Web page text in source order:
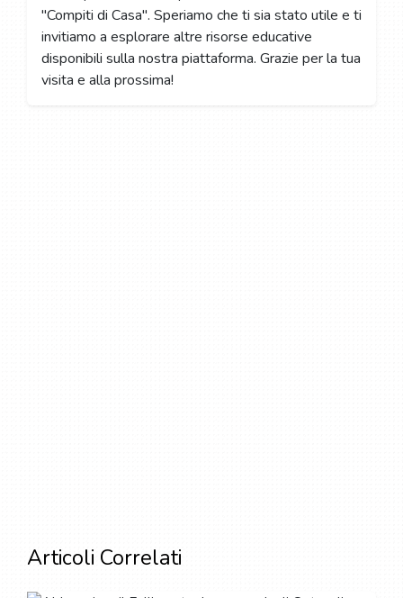
"Compiti di Casa". Speriamo che ti sia stato utile e ti
invitiamo a esplorare altre risorse educative
disponibili sulla nostra piattaforma. Grazie per la tua
visita e alla prossima!
Articoli Correlati